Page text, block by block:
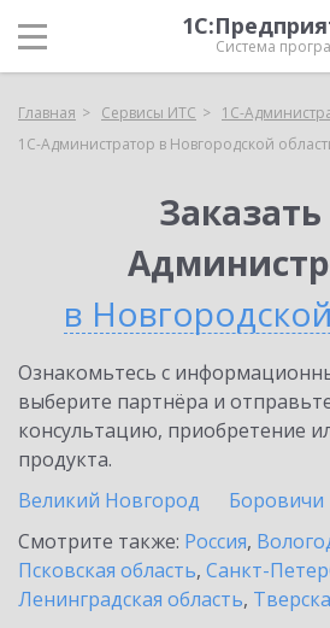
Система
Главная Сервисы ИТС
1С-
1С-Администратор в Новгородской
Заказать
в
Ознакомьтесь с
выберите партнёра и
консультацию, приобретение
продукта.
Великий Новгород
Боровичи
Смотрите также: Россия,
Псковская область, Санкт-
Ленинградская область,